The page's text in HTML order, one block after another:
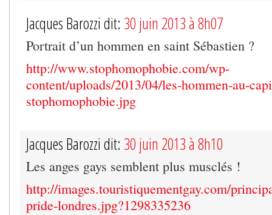
Jacques Barozzi dit: 30 juin 2013 à 8h07
Portrait d’un hommen en saint Sébastien ?
http://www.stophomophobie.com/wp-
content/uploads/2013/04/les-hommen-au-
stophomophobie.jpg
Jacques Barozzi dit: 30 juin 2013 à 8h10
Les anges gays semblent plus musclés !
http://images.touristiquementgay.com/
pride-londres.jpg?1298335236